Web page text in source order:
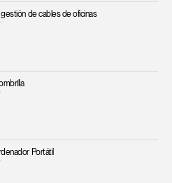
de cables de oficinas
Portátil